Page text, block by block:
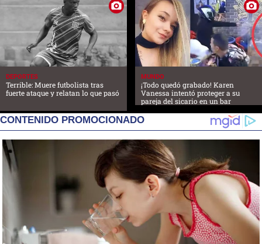
DEPORTES
Terrible: Muere futbolista tras
fuerte ataque y relatan lo que pasó
MUNDO
¡Todo quedó grabado! Karen
Vanessa intentó proteger a su
pareja del sicario en un bar
CONTENIDO PROMOCIONADO